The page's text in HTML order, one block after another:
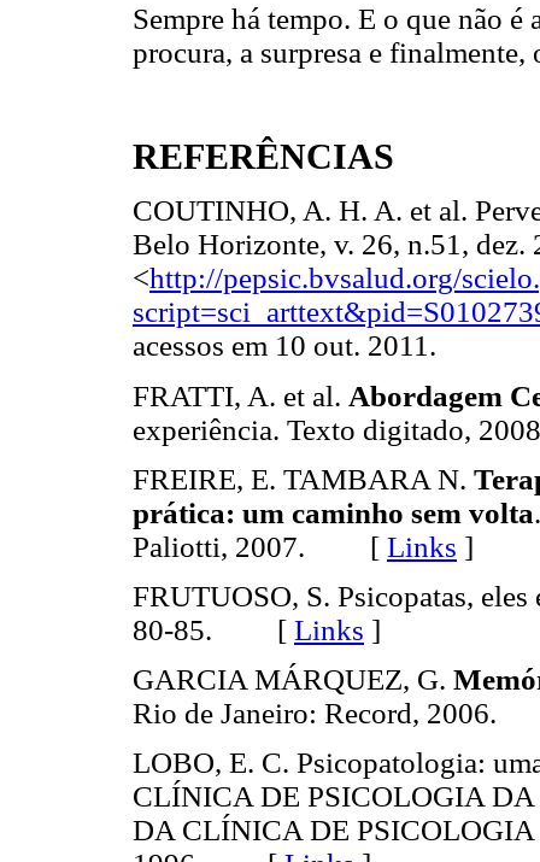
Sempre há tempo. E o que não é
procura, a surpresa e finalmente,
REFERÊNCIAS
COUTINHO, A. H. A. et al.
Belo Horizonte, v. 26, n.51,
<http://pepsic.bvsalud.org/
acessos em 10 out. 2011.
FRATTI, A. et al. Abordagem
experiência. Texto digitado,
FREIRE, E. TAMBARA N.
prática: um caminho sem volta
Paliotti, 2007. [ Links ]
FRUTUOSO, S. Psicopatas, eles
80-85. [ Links ]
GARCIA MÁRQUEZ, G.
Rio de Janeiro: Record,
LOBO, E. C. Psicopatologia:
CLÍNICA DE PSICOLOGIA
DA CLÍNICA DE